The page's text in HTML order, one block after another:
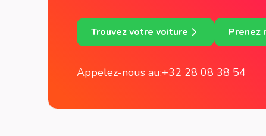
Trouvez votre voiture Prenez
Appelez-nous au:+32 28 08 38 54